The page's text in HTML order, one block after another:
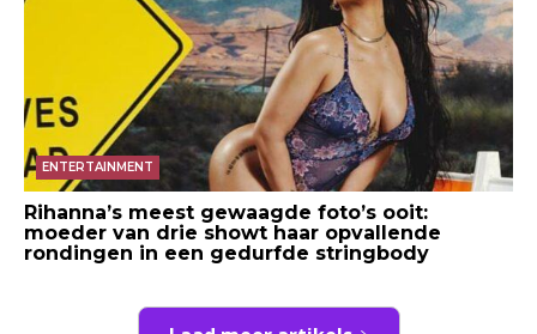
ENTERTAINMENT
Rihanna’s meest gewaagde foto’s ooit:
moeder van drie showt haar opvallende
rondingen in een gedurfde stringbody